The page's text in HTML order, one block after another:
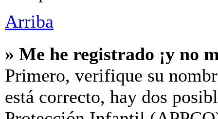
Arriba
» Me he registrado ¡y no
Primero, verifique su
está correcto, hay dos